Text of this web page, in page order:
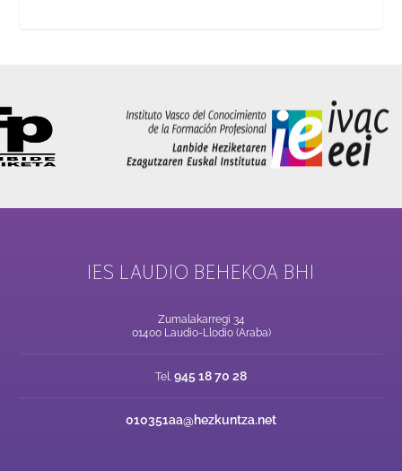
IES LAUDIO BEHEKOA BHI
Zumalakarregi 34
01400 Laudio-Llodio (Araba)
Tel. 945 18 70 28
010351aa@hezkuntza.net